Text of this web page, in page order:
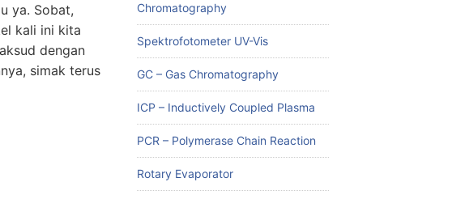
ya. Sobat,
kali ini kita
dengan
simak terus
Chromatography
Spektrofotometer UV-Vis
GC – Gas Chromatography
ICP – Inductively Coupled Plasma
PCR – Polymerase Chain Reaction
Rotary Evaporator